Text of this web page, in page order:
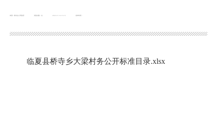
浏览次数： 发布时间：
2022-11-14 15:13
临夏县桥寺乡大梁村务公开标准目录.xlsx